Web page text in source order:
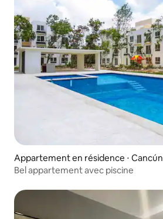
Appartement en résidence ⋅ Cancún
Bel appartement avec piscine